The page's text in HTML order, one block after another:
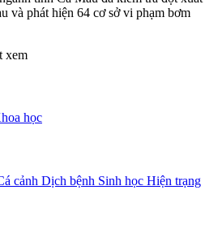
và phát hiện 64 cơ sở vi phạm bơm
xem
học
cảnh Dịch bệnh Sinh học Hiện trạng